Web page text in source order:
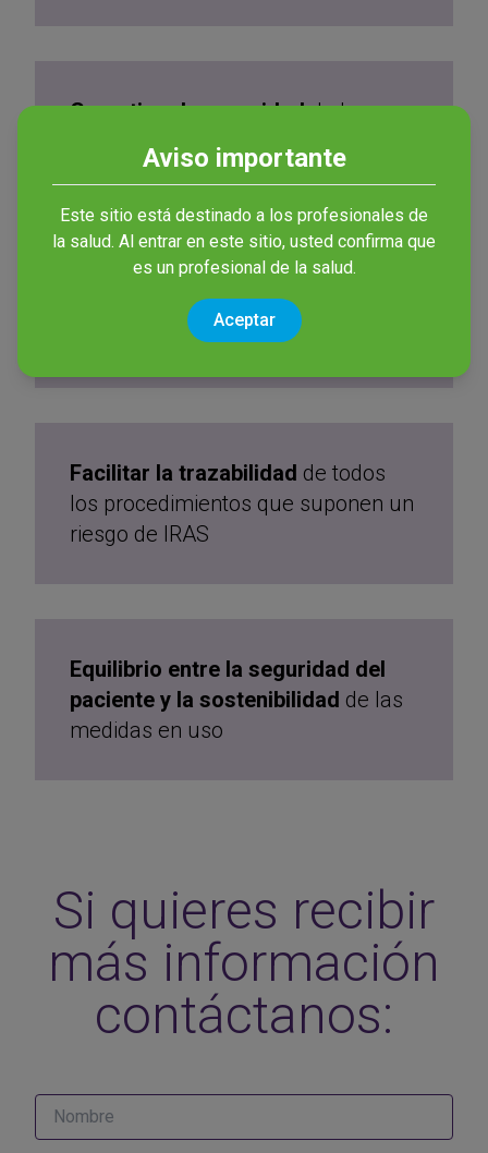
Garantizar la seguridadde las
intervenciones y optimizar las
prácticas sanitarias
formacióncontinua al
personal sanitario
Facilitar la trazabilidad de todos
los procedimientos que suponen un
riesgo de IRAS
Equilibrio entre la seguridad del
paciente y la sostenibilidad de las
medidas en uso
Si quieres recibir
más información
contáctanos:
Aviso importante
Este sitio está destinado a los profesionales de
la salud. Al entrar en este sitio, usted confirma que
es un profesional de la salud.
Aceptar